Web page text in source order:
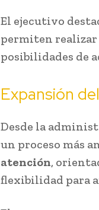
El ejecutivo
permiten realizar
posibilidades de
Expansión
Desde la
un proceso más
atención,
flexibilidad para